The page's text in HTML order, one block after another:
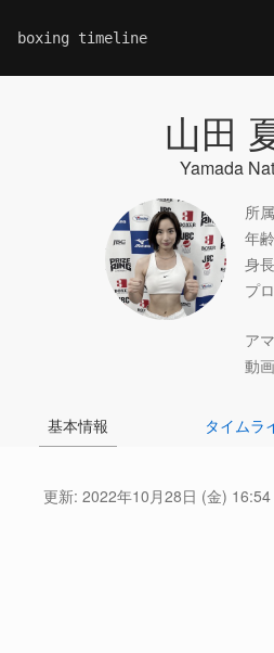
boxing timeline
山田
Yamada
所属
年齢
身長
プロ
アマ
動画
基本情報 タイムラ
更新: 2022年10月28日 (金) 16:54